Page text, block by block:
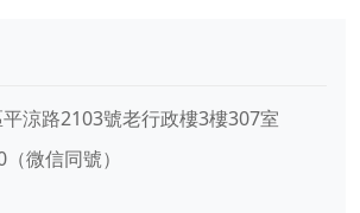
涼路2103號老行政樓3樓307室
微信同號）